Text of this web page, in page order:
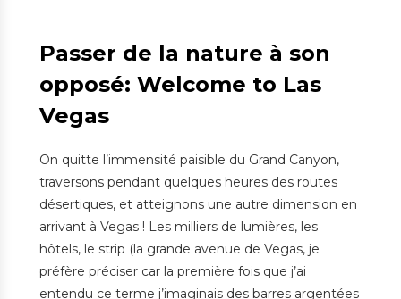
Passer de la nature à son
opposé: Welcome to Las
Vegas
On quitte l’immensité paisible du Grand Canyon,
traversons pendant quelques heures des routes
désertiques, et atteignons une autre dimension en
arrivant à Vegas ! Les milliers de lumières, les
hôtels, le strip (la grande avenue de Vegas, je
préfère préciser car la première fois que j’ai
entendu ce terme j’imaginais des barres argentées